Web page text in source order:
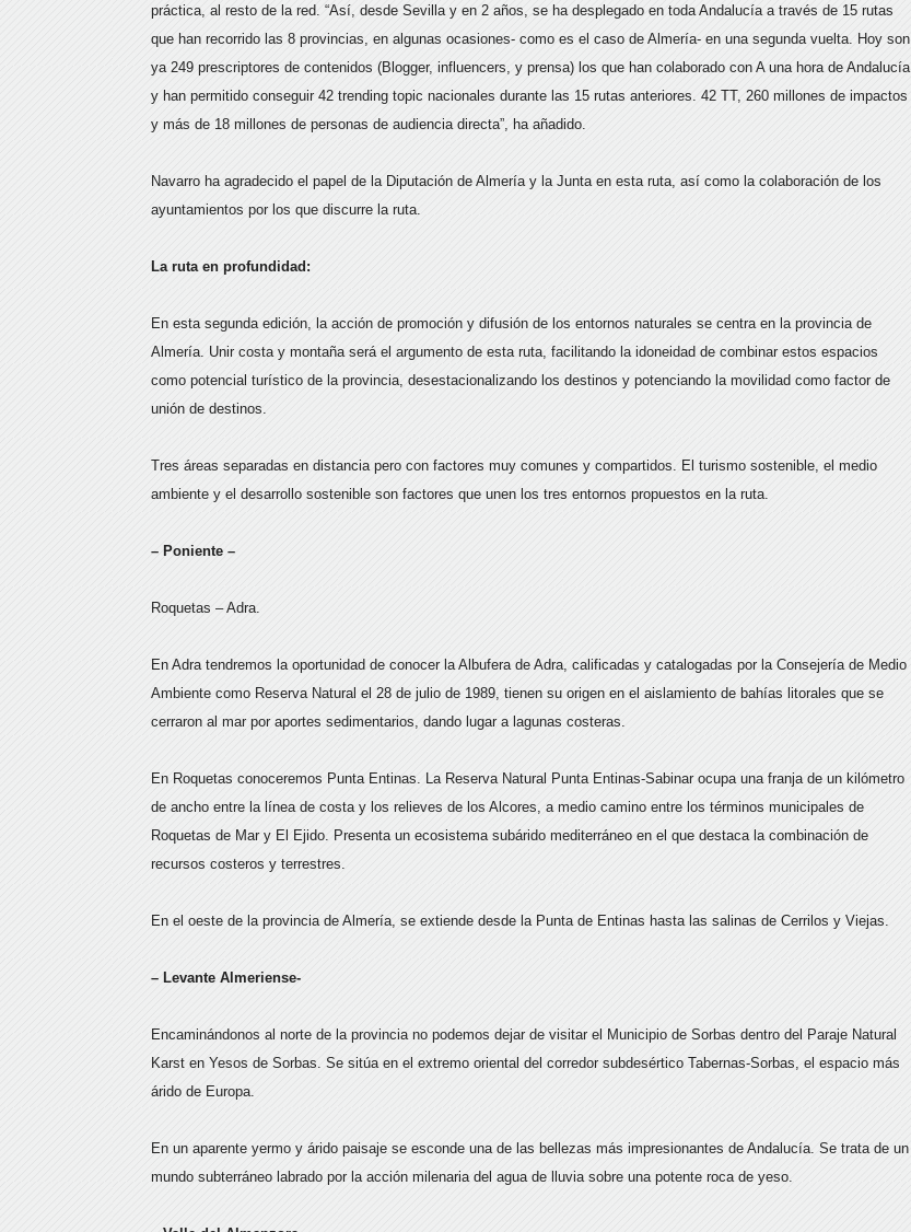
práctica, al resto de la red. “Así, desde Sevilla y en 2 años, se ha desplegado en toda Andalucía a través de 15 rutas
que han recorrido las 8 provincias, en algunas ocasiones- como es el caso de Almería- en una segunda vuelta. Hoy son
ya 249 prescriptores de contenidos (Blogger, influencers, y prensa) los que han colaborado con A una hora de Andalucía
y han permitido conseguir 42 trending topic nacionales durante las 15 rutas anteriores. 42 TT, 260 millones de impactos
y más de 18 millones de personas de audiencia directa”, ha añadido.
Navarro ha agradecido el papel de la Diputación de Almería y la Junta en esta ruta, así como la colaboración de los
ayuntamientos por los que discurre la ruta.
La ruta en profundidad:
En esta segunda edición, la acción de promoción y difusión de los entornos naturales se centra en la provincia de
Almería. Unir costa y montaña será el argumento de esta ruta, facilitando la idoneidad de combinar estos espacios
como potencial turístico de la provincia, desestacionalizando los destinos y potenciando la movilidad como factor de
unión de destinos.
Tres áreas separadas en distancia pero con factores muy comunes y compartidos. El turismo sostenible, el medio
ambiente y el desarrollo sostenible son factores que unen los tres entornos propuestos en la ruta.
– Poniente –
Roquetas – Adra.
En Adra tendremos la oportunidad de conocer la Albufera de Adra, calificadas y catalogadas por la Consejería de Medio
Ambiente como Reserva Natural el 28 de julio de 1989, tienen su origen en el aislamiento de bahías litorales que se
cerraron al mar por aportes sedimentarios, dando lugar a lagunas costeras.
En Roquetas conoceremos Punta Entinas. La Reserva Natural Punta Entinas-Sabinar ocupa una franja de un kilómetro
de ancho entre la línea de costa y los relieves de los Alcores, a medio camino entre los términos municipales de
Roquetas de Mar y El Ejido. Presenta un ecosistema subárido mediterráneo en el que destaca la combinación de
recursos costeros y terrestres.
En el oeste de la provincia de Almería, se extiende desde la Punta de Entinas hasta las salinas de Cerrilos y Viejas.
– Levante Almeriense-
Encaminándonos al norte de la provincia no podemos dejar de visitar el Municipio de Sorbas dentro del Paraje Natural
Karst en Yesos de Sorbas. Se sitúa en el extremo oriental del corredor subdesértico Tabernas-Sorbas, el espacio más
árido de Europa.
En un aparente yermo y árido paisaje se esconde una de las bellezas más impresionantes de Andalucía. Se trata de un
mundo subterráneo labrado por la acción milenaria del agua de lluvia sobre una potente roca de yeso.